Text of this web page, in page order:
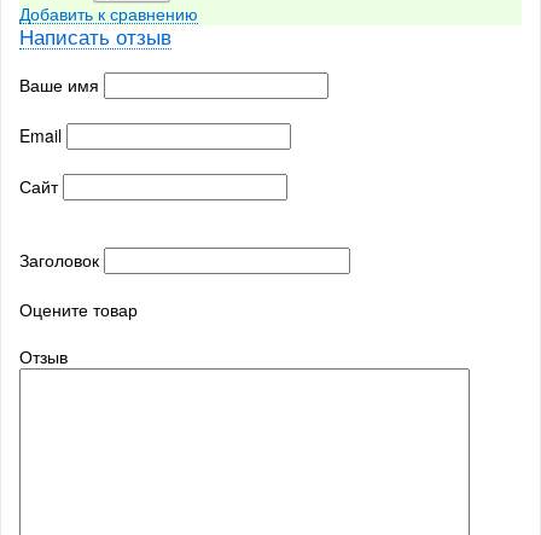
Добавить к сравнению
Написать отзыв
Ваше имя
Email
Сайт
Заголовок
Оцените товар
Отзыв